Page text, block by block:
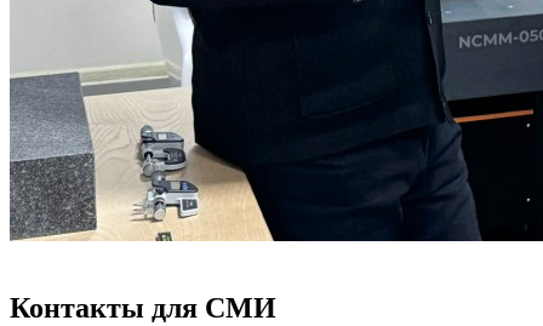
Контакты для СМИ